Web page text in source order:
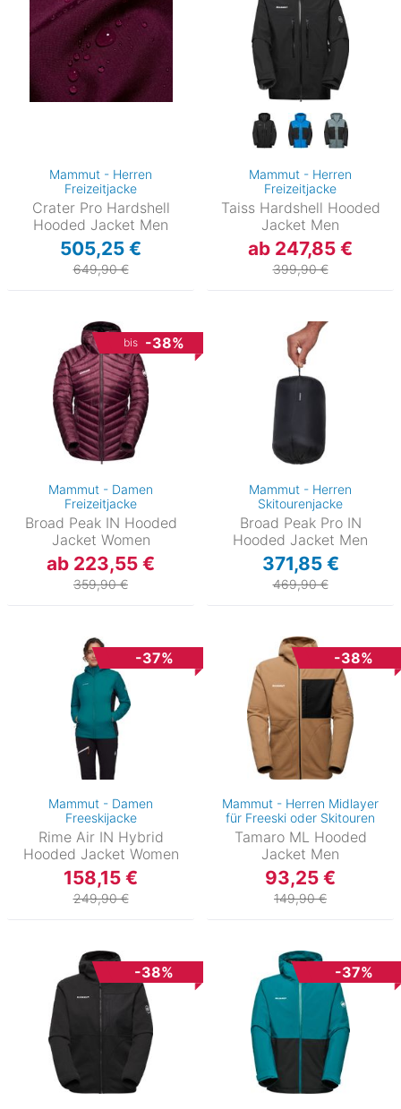
Mammut - Herren
Freizeitjacke
Crater Pro Hardshell
Hooded Jacket Men
505,25 €
649,90 €
Mammut - Herren
Freizeitjacke
Taiss Hardshell Hooded
Jacket Men
ab 247,85 €
399,90 €
bis -38%
Mammut - Damen
Freizeitjacke
Broad Peak IN Hooded
Jacket Women
ab 223,55 €
359,90 €
Mammut - Herren
Skitourenjacke
Broad Peak Pro IN
Hooded Jacket Men
371,85 €
469,90 €
-37%
Mammut - Damen
Freeskijacke
Rime Air IN Hybrid
Hooded Jacket Women
158,15 €
249,90 €
-38%
Mammut - Herren Midlayer
für Freeski oder Skitouren
Tamaro ML Hooded
Jacket Men
93,25 €
149,90 €
-38% -37%